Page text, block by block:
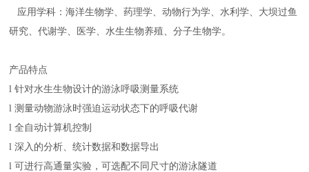
应用学科：海洋生物学、药理学、动物行为学、水利学、大坝过鱼
研究、代谢学、医学、水生生物养殖、分子生物学。
产品特点
l针对水生生物设计的游泳呼吸测量系统
l测量动物游泳时强迫运动状态下的呼吸代谢
l全自动计算机控制
l深入的分析、统计数据和数据导出
l可进行高通量实验，可选配不同尺寸的游泳隧道